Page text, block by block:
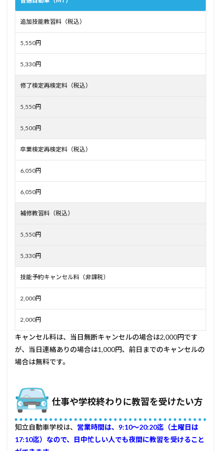
追加技能教習料（税込）
5,550円
5,330円
修了検定再検定料（税込）
5,550円
5,500円
卒業検定再検定料（税込）
6,050円
6,050円
補修教習料（税込）
5,550円
5,330円
技能予約キャンセル料（非課税）
2,000円
2,000円
キャンセル料は、当日無断キャンセルの場合は2,000円です
が、当日連絡ありの場合は1,000円、前日までのキャンセルの
場合は無料です。
仕事や学校終わりに教習を受けたい方
知立自動車学校は、 営業時間は、9:10～20:20迄（土曜日は
17:10迄）なので、日中忙しい人でも夜間に教習を受けること